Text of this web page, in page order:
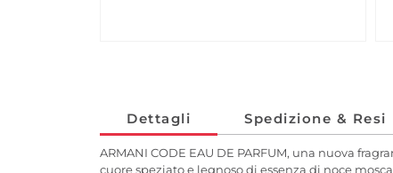
Dettagli Spedizione & Resi
ARMANI CODE EAU DE PARFUM, una nuova
cuore speziato e legnoso di essenza di noce